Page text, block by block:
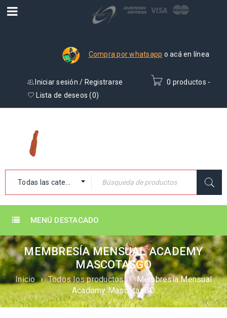
Compra por whatsapp o acá en línea
0 productos -
Iniciar sesión / Registrarse
Lista de deseos (0)
Todas las categorías
MENÚ DESTACADO
MEMBRESÍA MENSUAL ACADEMY
MASCOTASGO
Inicio › Todos los productos › Membresía Mensual
Academy MascotasGO